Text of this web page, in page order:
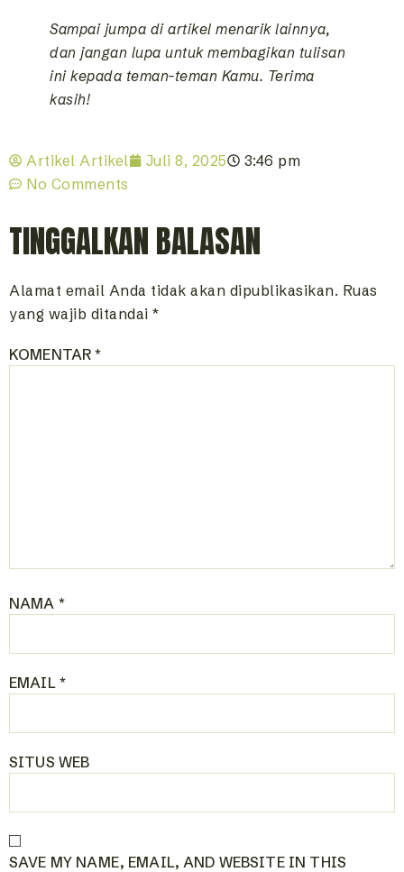
Sampai jumpa di artikel menarik lainnya,
dan jangan lupa untuk membagikan tulisan
ini kepada teman-teman Kamu. Terima
kasih!
Artikel Artikel Juli 8, 2025
3:46 pm
No Comments
TINGGALKAN BALASAN
Alamat email Anda tidak akan dipublikasikan. Ruas
yang wajib ditandai *
KOMENTAR*
NAMA *
EMAIL *
SITUS WEB
SAVE MY NAME, EMAIL, AND WEBSITE IN THIS